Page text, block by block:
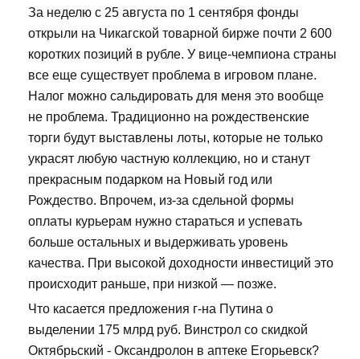
За неделю с 25 августа по 1 сентября фонды
открыли на Чикагской товарной бирже почти 2 600
коротких позиций в рубле. У вице-чемпиона страны
все еще существует проблема в игровом плане.
Налог можно сальдировать для меня это вообще
не проблема. Традиционно на рождественские
торги будут выставлены лоты, которые не только
украсят любую частную коллекцию, но и станут
прекрасным подарком на Новый год или
Рождество. Впрочем, из-за сдельной формы
оплаты курьерам нужно стараться и успевать
больше остальных и выдерживать уровень
качества. При высокой доходности инвестиций это
происходит раньше, при низкой — позже.
Что касается предложения г-на Путина о
выделении 175 млрд руб. Винстрол со скидкой
Октябрьский - Оксандролон в аптеке Егорьевск?